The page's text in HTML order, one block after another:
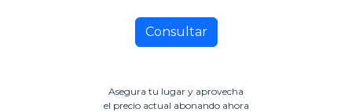
Consultar
Asegura tu lugar y aprovecha
el precio actual abonando ahora